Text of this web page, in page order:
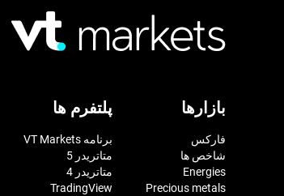
بازارها
فارکس
شاخص ها
Energies
Precious metals
پلتفرم ها
برنامه VT Markets
متاتریدر 5
متاتریدر 4
TradingView